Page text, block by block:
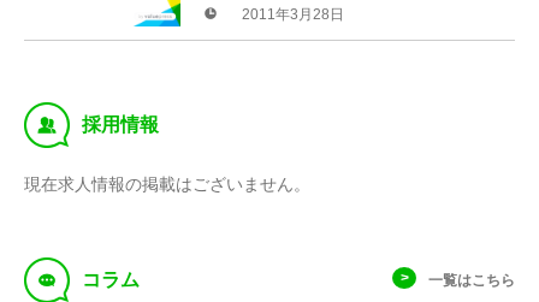
いたが、中止になった。）―岐阜薬科大学と
の共同研究―
2011年3月28日
‰ 採用情報
現在求人情報の掲載はございません。
f コラム 一覧はこちら